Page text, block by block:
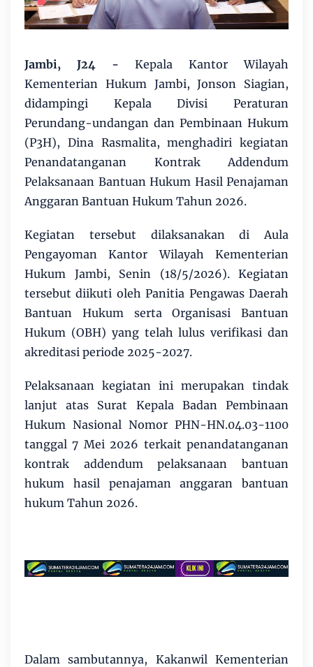
Jambi, J24 - Kepala Kantor Wilayah
Kementerian Hukum Jambi, Jonson Siagian,
didampingi Kepala Divisi Peraturan
Perundang-undangan dan Pembinaan Hukum
(P3H), Dina Rasmalita, menghadiri kegiatan
Penandatanganan Kontrak Addendum
Pelaksanaan Bantuan Hukum Hasil Penajaman
Anggaran Bantuan Hukum Tahun 2026.
Kegiatan tersebut dilaksanakan di Aula
Pengayoman Kantor Wilayah Kementerian
Hukum Jambi, Senin (18/5/2026). Kegiatan
tersebut diikuti oleh Panitia Pengawas Daerah
Bantuan Hukum serta Organisasi Bantuan
Hukum (OBH) yang telah lulus verifikasi dan
akreditasi periode 2025-2027.
Pelaksanaan kegiatan ini merupakan tindak
lanjut atas Surat Kepala Badan Pembinaan
Hukum Nasional Nomor PHN-HN.04.03-1100
tanggal 7 Mei 2026 terkait penandatanganan
kontrak addendum pelaksanaan bantuan
hukum hasil penajaman anggaran bantuan
hukum Tahun 2026.
Dalam sambutannya, Kakanwil Kementerian